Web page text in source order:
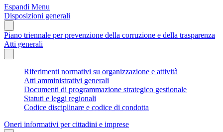
Espandi Menu
Disposizioni generali
Piano triennale per prevenzione della corruzione e della trasparenza
Atti generali
Riferimenti normativi su organizzazione e attività
Atti amministrativi generali
Documenti di programmazione strategico gestionale
Statuti e leggi regionali
Codice disciplinare e codice di condotta
Oneri informativi per cittadini e imprese